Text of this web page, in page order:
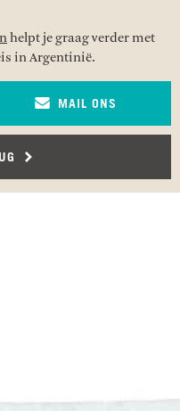
helpt je graag verder met
in Argentinië.
MAIL ONS